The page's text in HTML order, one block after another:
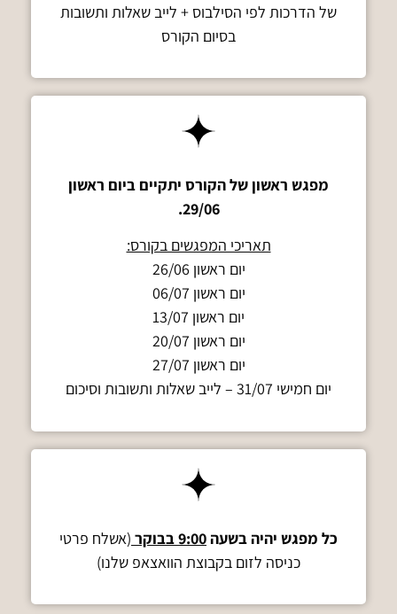
של הדרכות לפי הסילבוס + לייב שאלות ותשובות
בסיום הקורס
מפגש ראשון של הקורס יתקיים ביום ראשון
29/06.
תאריכי המפגשים בקורס:
יום ראשון 26/06
יום ראשון 06/07
יום ראשון 13/07
יום ראשון 20/07
יום ראשון 27/07
יום חמישי 31/07 – לייב שאלות ותשובות וסיכום
כל מפגש יהיה בשעה9:00 בבוקר
(אשלח פרטי
כניסה לזום בקבוצת הוואצאפ שלנו)